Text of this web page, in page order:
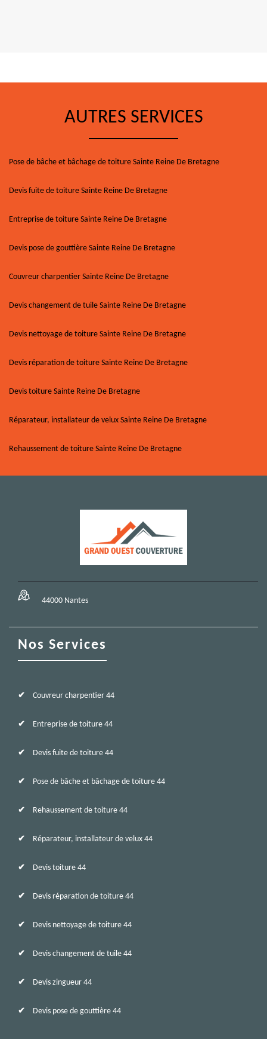
AUTRES SERVICES
Pose de bâche et bâchage de toiture Sainte Reine De Bretagne
Devis fuite de toiture Sainte Reine De Bretagne
Entreprise de toiture Sainte Reine De Bretagne
Devis pose de gouttière Sainte Reine De Bretagne
Couvreur charpentier Sainte Reine De Bretagne
Devis changement de tuile Sainte Reine De Bretagne
Devis nettoyage de toiture Sainte Reine De Bretagne
Devis réparation de toiture Sainte Reine De Bretagne
Devis toiture Sainte Reine De Bretagne
Réparateur, installateur de velux Sainte Reine De Bretagne
Rehaussement de toiture Sainte Reine De Bretagne
44000 Nantes
Nos Services
Couvreur charpentier 44
Entreprise de toiture 44
Devis fuite de toiture 44
Pose de bâche et bâchage de toiture 44
Rehaussement de toiture 44
Réparateur, installateur de velux 44
Devis toiture 44
Devis réparation de toiture 44
Devis nettoyage de toiture 44
Devis changement de tuile 44
Devis zingueur 44
Devis pose de gouttière 44